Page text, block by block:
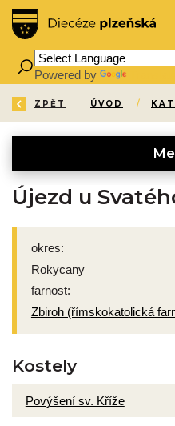
Powered by
ZPĚT ÚVOD /
Újezd u
okres:
Rokycany
farnost:
Zbiroh (římskokatolická
Kostely
Povýšení sv. Kříže